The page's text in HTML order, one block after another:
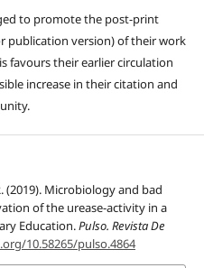
to promote the post-print
publication version) of their work
favours their earlier circulation
increase in their citation and
(2019). Microbiology and bad
of the urease-activity in a
Education.Pulso. Revista De
10.58265/pulso.4864